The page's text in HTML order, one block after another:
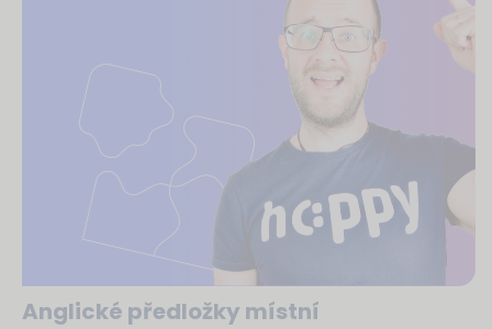
Anglické předložky místní